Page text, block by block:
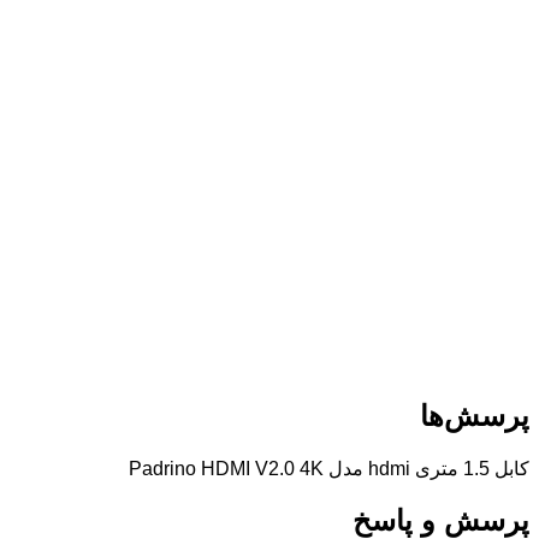
چرا راضی نبودید؟
پرسش‌ها
کابل 1.5 متری hdmi مدل Padrino HDMI V2.0 4K
پرسش و پاسخ